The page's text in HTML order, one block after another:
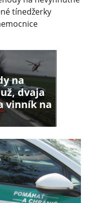
tínedžerky
na
dvaja
vinník na